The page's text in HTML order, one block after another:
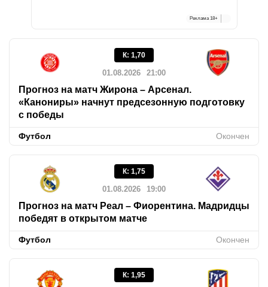
Реклама 18+
К: 1,70
01.08.2026 21:00
Прогноз на матч Жирона – Арсенал.
«Канониры» начнут предсезонную подготовку
с победы
Футбол Окончен
К: 1,75
01.08.2026 19:00
Прогноз на матч Реал – Фиорентина. Мадридцы
победят в открытом матче
Футбол Окончен
К: 1,95